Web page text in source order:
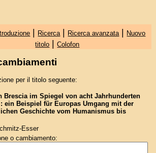
| Ricerca | Ricerca avanzata | Nuovo
titolo |Colofon
per il titolo seguente:
Brescia im Spiegel von acht Jahrhunderten
: ein Beispiel für Europas Umgang mit der
Geschichte vom Humanismus bis
Esser
o cambiamento: